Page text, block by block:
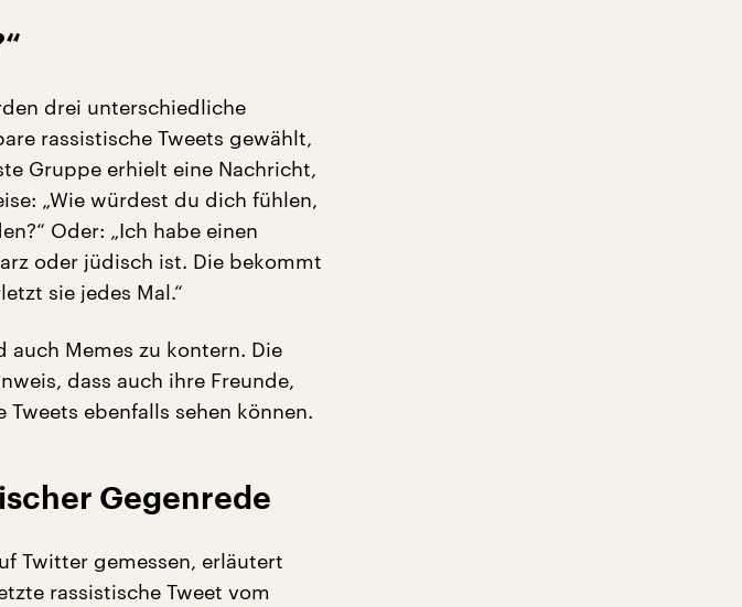
drei unterschiedliche
rassistische Tweets gewählt,
Gruppe erhielt eine Nachricht,
„Wie würdest du dich fühlen,
Oder: „Ich habe einen
oder jüdisch ist. Die bekommt
sie jedes Mal.“
Memes zu kontern. Die
dass auch ihre Freunde,
ebenfalls sehen können.
Gegenrede
Twitter gemessen, erläutert
rassistische Tweet vom